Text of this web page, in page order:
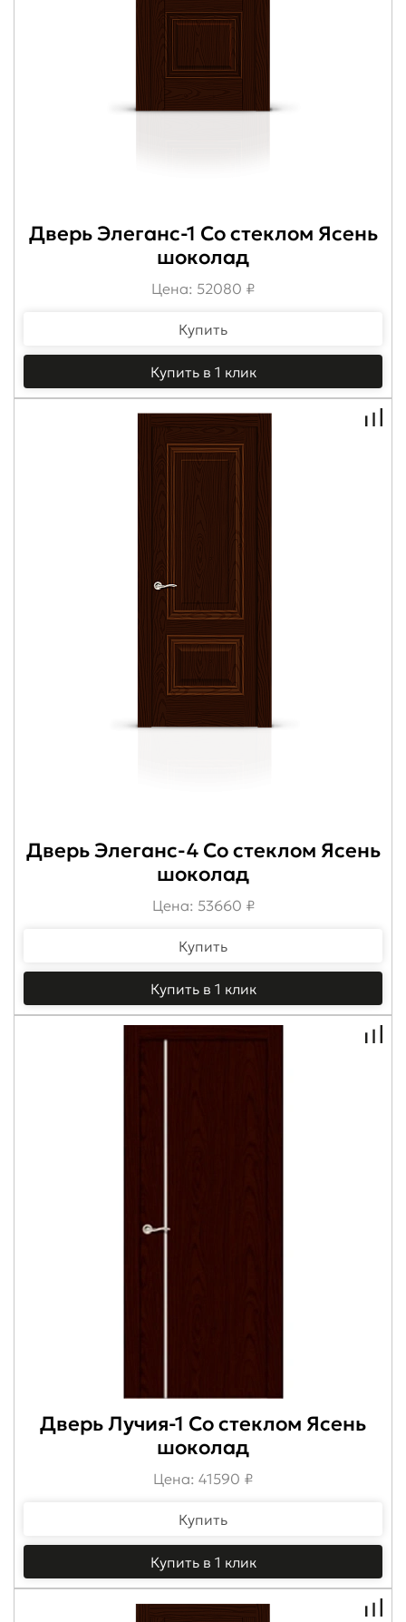
Дверь Элеганс-1 Со стеклом Ясень
шоколад
Цена: 52080 ₽
Купить
Купить в 1 клик
Дверь Элеганс-4 Со стеклом Ясень
шоколад
Цена: 53660 ₽
Купить
Купить в 1 клик
Дверь Лучия-1 Со стеклом Ясень
шоколад
Цена: 41590 ₽
Купить
Купить в 1 клик